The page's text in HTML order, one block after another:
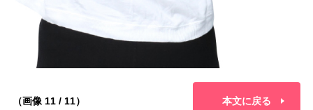
（画像 11 / 11） 本文に戻る